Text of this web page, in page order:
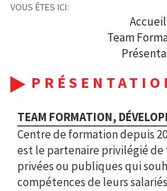
VOUS ÊTES ICI:
Accueil
Team
TEAM FORMATION,
Centre de formation depuis
est le partenaire privilégié
privées ou publiques qui
compétences de leurs